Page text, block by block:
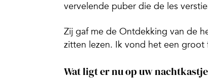
vervelende puber die de les
Zij gaf me de Ontdekking van de
zitten lezen. Ik vond het een groot
Wat ligt er nu op uw